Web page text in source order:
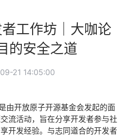
工作坊｜大咖论
的安全之道
21 14:05:00
由开放原子开源基金会发起的面
流活动，旨在分享开发者参与社
开发经验。与志同道合的开发者